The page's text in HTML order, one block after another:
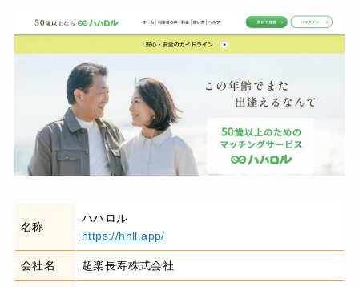
名称
ハハロル
https://hhll.app/
会社名 超楽長寿株式会社